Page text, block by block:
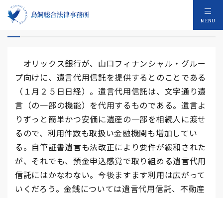
MENU
遺言代用信託
オリックス銀行が、山口フィナンシャル・グルー
プ向けに、遺言代用信託を提供するとのことである
（１月２５日日経）。遺言代用信託は、文字通り遺
言（の一部の機能）を代用するものである。遺言よ
りずっと簡単かつ安価に遺産の一部を相続人に渡せ
るので、利用件数も取扱い金融機関も増加してい
る。自筆証書遺言も法改正により要件が緩和された
が、それでも、預金申込感覚で取り組める遺言代用
信託にはかなわない。今後ますます利用は広がって
いくだろう。金銭については遺言代用信託、不動産